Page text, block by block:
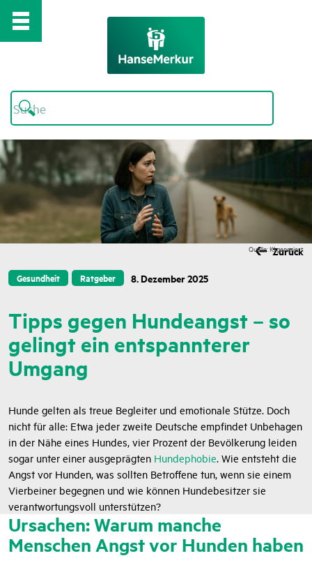
Quelle: KI generiert
Gesundheit Ratgeber 8. Dezember 2025
Zurück
Tipps gegen Hundeangst – so
gelingt ein entspannterer
Umgang
Hunde gelten als treue Begleiter und emotionale Stütze. Doch
nicht für alle: Etwa jeder zweite Deutsche empfindet Unbehagen
in der Nähe eines Hundes, vier Prozent der Bevölkerung leiden
sogar unter einer ausgeprägten Hundephobie. Wie entsteht die
Angst vor Hunden, was sollten Betroffene tun, wenn sie einem
Vierbeiner begegnen und wie können Hundebesitzer sie
verantwortungsvoll unterstützen?
Ursachen: Warum manche
Menschen Angst vor Hunden haben